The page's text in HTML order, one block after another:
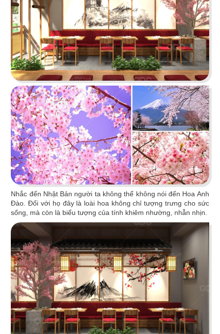
HUI XIANG SI YAN
Lấy cảm hứng từ nét đẹp truyền thống kết hợp
hơi thở hiện đại
Chi tiết
Nhà hàng mang hơi thở Trung Hoa truyền thống
tái hiện theo hình khối độc đáo
Chi tiết
Nhắc đến Nhật Bản người ta không thể không nói đến Hoa Anh
Đào. Đối với họ đây là loài hoa không chỉ tượng trưng cho sức
sống, mà còn là biểu tượng của tính khiêm nhường, nhẫn nhịn.